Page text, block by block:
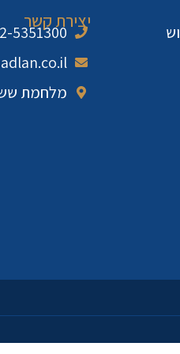
יצירת קשר
5351300
מלחמת ששת